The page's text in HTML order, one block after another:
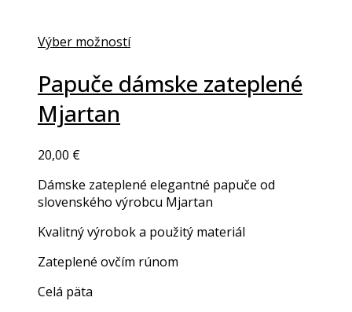
Výber možností
Papuče dámske zateplené
Mjartan
20,00 €
Dámske zateplené elegantné papuče od
slovenského výrobcu Mjartan
Kvalitný výrobok a použitý materiál
Zateplené ovčím rúnom
Celá päta